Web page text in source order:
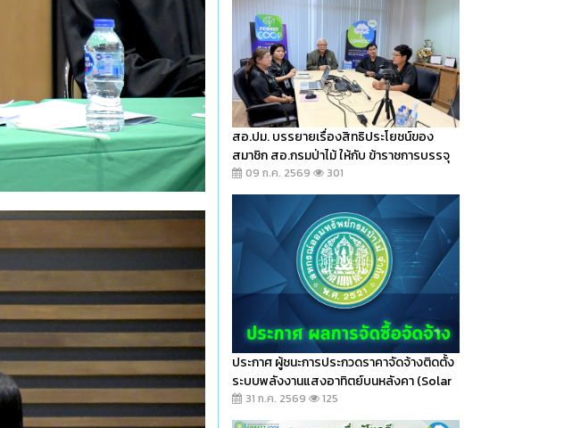
สอ.ปม. บรรยายเรื่องสิทธิประโยชน์ของ
สมาชิก สอ.กรมป่าไม้ ให้กับ ข้าราชการบรรจุ
ใหม่ ทส. รุ่นที่ 53 เมื่อวันพฤหัสบดีที่ 9 ก.ค. 69
ผ่านทาง Zoom
09 ก.ค. 2569 301
ประกาศ ผู้ชนะการประกวดราคาจัดจ้างติดตั้ง
ระบบพลังงานแสงอาทิตย์บนหลังคา (Solar
Rooftop)
31 ก.ค. 2569 125